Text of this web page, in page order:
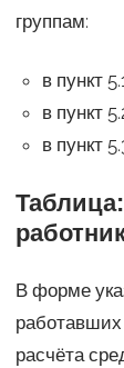
группам:
в пункт
в пункт
в пункт
В форме
работавших
расчёта